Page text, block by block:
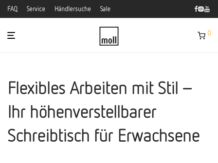
FAQ Service Händlersuche Sale
0
Flexibles Arbeiten mit Stil –
Ihr höhenverstellbarer
Schreibtisch für Erwachsene